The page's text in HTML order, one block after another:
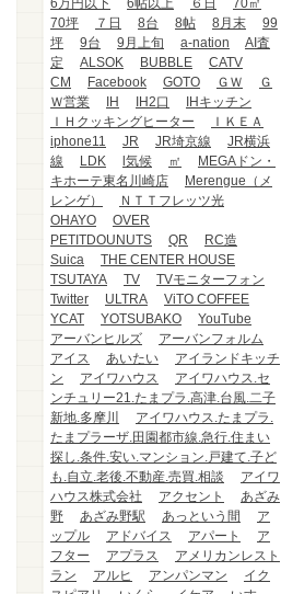
6万円以下
6帖以上 ６日
70㎡
70坪
７日 8台 8帖 8月末
99
坪
9台 9月上旬 a-nation
AI査
定
ALSOK BUBBLE
CATV
CM
Facebook GOTO ＧＷ
Ｇ
Ｗ営業
IH IH2口
IHキッチン
ＩＨクッキングヒーター
ＩＫＥＡ
iphone11
JR JR埼京線
JR横浜
線
LDK l気候 ㎡
MEGAドン・
キホーテ東名川崎店
Merengue（メ
レンゲ）
ＮＴＴフレッツ光
OHAYO
OVER
PETITDOUNUTS
QR
RC造
Suica
THE CENTER HOUSE
TSUTAYA
TV
TVモニターフォン
Twitter
ULTRA
ViTO COFFEE
YCAT
YOTSUBAKO
YouTube
アーバンヒルズ
アーバンフォルム
アイス
あいたい
アイランドキッチ
ン
アイワハウス
アイワハウス.セ
ンチュリー21.たまプラ.高津.台風.二子
新地.多摩川
アイワハウス.たまプラ.
たまプラーザ.田園都市線.急行.住まい
探し.条件.安い.マンション.戸建て.子ど
も.自立.老後.不動産.売買.相談
アイワ
ハウス株式会社
アクセント
あざみ
野
あざみ野駅 あっという間
ア
ップル
アドバイス アパート
ア
フター
アプラス
アメリカンレスト
ラン
アルヒ アンパンマン
イク